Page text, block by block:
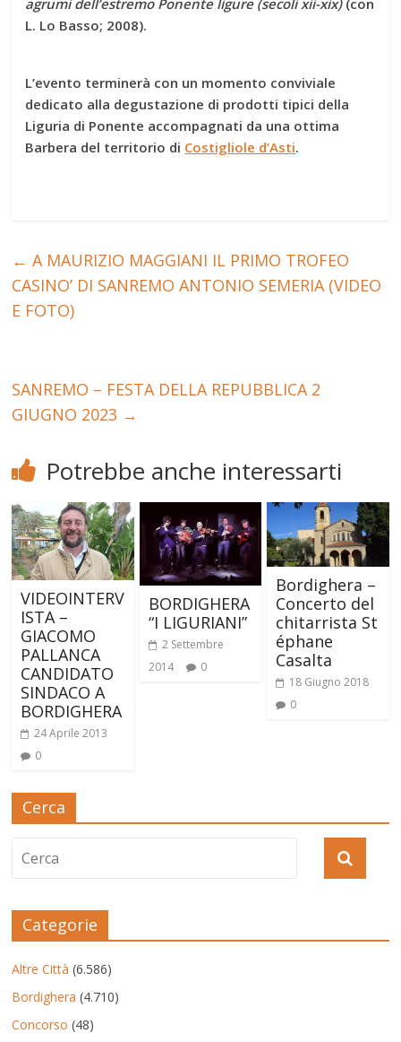
agrumi dell’estremo Ponente ligure (secoli xii-xix) (con
L. Lo Basso; 2008).
L’evento terminerà con un momento conviviale
dedicato alla degustazione di prodotti tipici della
Liguria di Ponente accompagnati da una ottima
Barbera del territorio di Costigliole d’Asti.
← A MAURIZIO MAGGIANI IL PRIMO TROFEO
CASINO’ DI SANREMO ANTONIO SEMERIA (VIDEO
E FOTO)
SANREMO – FESTA DELLA REPUBBLICA 2
GIUGNO 2023 →
Potrebbe anche interessarti
VIDEOINTERV
ISTA –
GIACOMO
PALLANCA
CANDIDATO
SINDACO A
BORDIGHERA
24 Aprile 2013
0
BORDIGHERA
“I LIGURIANI”
2 Settembre
2014
0
Bordighera –
Concerto del
chitarrista St
éphane
Casalta
18 Giugno 2018
0
Cerca
Categorie
Altre Città (6.586)
Bordighera (4.710)
Concorso (48)